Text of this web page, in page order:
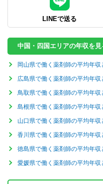
LINEで送る
中国・四国エリアの年収を見
岡山県で働く薬剤師の平均年収
広島県で働く薬剤師の平均年収
鳥取県で働く薬剤師の平均年収
島根県で働く薬剤師の平均年収
山口県で働く薬剤師の平均年収
香川県で働く薬剤師の平均年収
徳島県で働く薬剤師の平均年収
愛媛県で働く薬剤師の平均年収